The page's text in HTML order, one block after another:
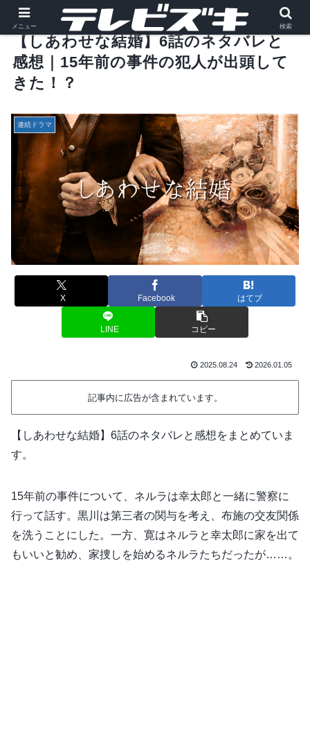
【しあわせな結婚】6話のネタバレと
感想｜15年前の事件の犯人が出頭して
きた！？
連続ドラマ
X Facebook はてブ
LINE コピー
2025.08.24 2026.01.05
記事内に広告が含まれています。
【しあわせな結婚】6話のネタバレと感想をまとめていま
す。
15年前の事件について、ネルラは幸太郎と一緒に警察に
行って話す。黒川は第三者の関与を考え、布施の交友関係
を洗うことにした。一方、寛はネルラと幸太郎に家を出て
もいいと勧め、家捜しを始めるネルラたちだったが……。
メニュー 検索